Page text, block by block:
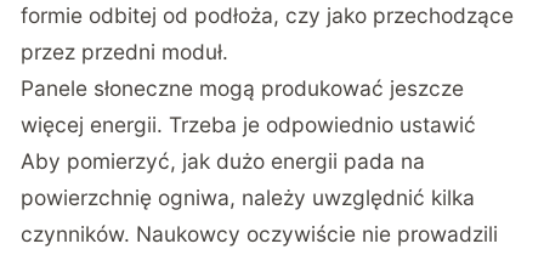
formie odbitej od podłoża, czy jako przechodzące
przez przedni moduł.
Panele słoneczne mogą produkować jeszcze
więcej energii. Trzeba je odpowiednio ustawić
Aby pomierzyć, jak dużo energii pada na
powierzchnię ogniwa, należy uwzględnić kilka
czynników. Naukowcy oczywiście nie prowadzili